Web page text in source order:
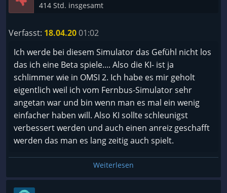
414 Std. insgesamt
Verfasst: 18.04.2001:02
Ich werde bei diesem Simulator das Gefühl nicht los
das ich eine Beta spiele.... Also die KI- ist ja
schlimmer wie in OMSI 2. Ich habe es mir geholt
eigentlich weil ich vom Fernbus-Simulator sehr
angetan war und bin wenn man es mal ein wenig
einfacher haben will. Also KI sollte schleunigst
verbessert werden und auch einen anreiz geschafft
werden das man es lang zeitig auch spielt.
Weiterlesen